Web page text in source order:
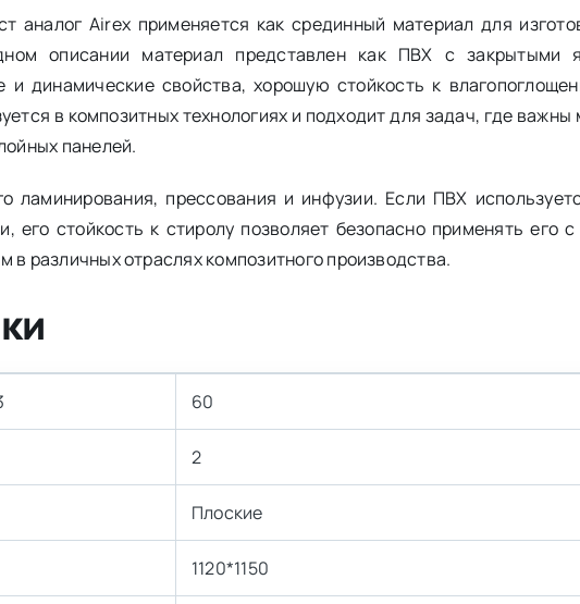
аналог Airex применяется как срединный материал для
описании материал представлен как ПВХ с закрытыми
и динамические свойства, хорошую стойкость к
в композитных технологиях и подходит для задач, где важны
панелей.
ламинирования, прессования и инфузии. Если ПВХ
его стойкость к стиролу позволяет безопасно применять его
различных отраслях композитного производства.
60
2
Плоские
1120*1150